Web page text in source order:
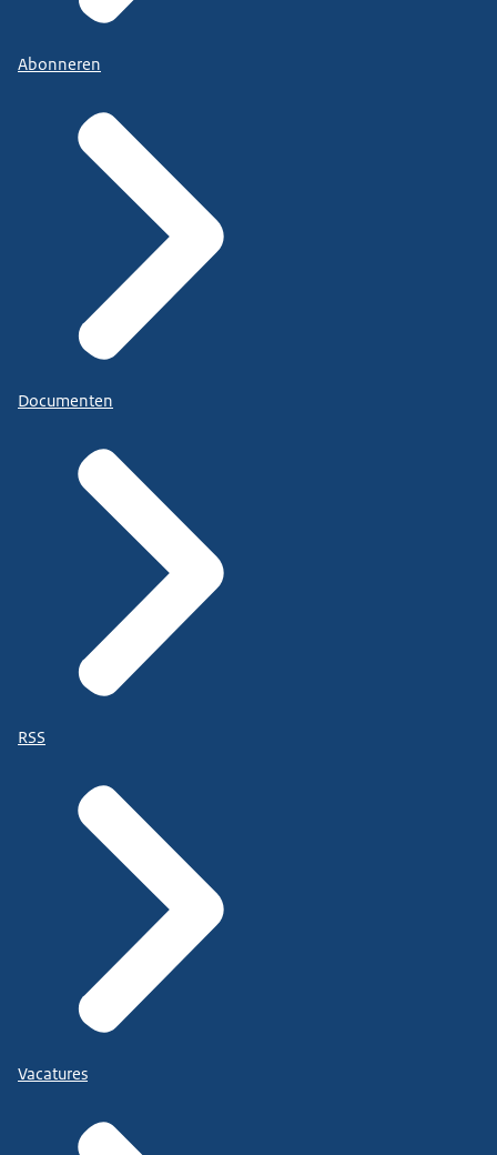
Abonneren
Documenten
RSS
Vacatures